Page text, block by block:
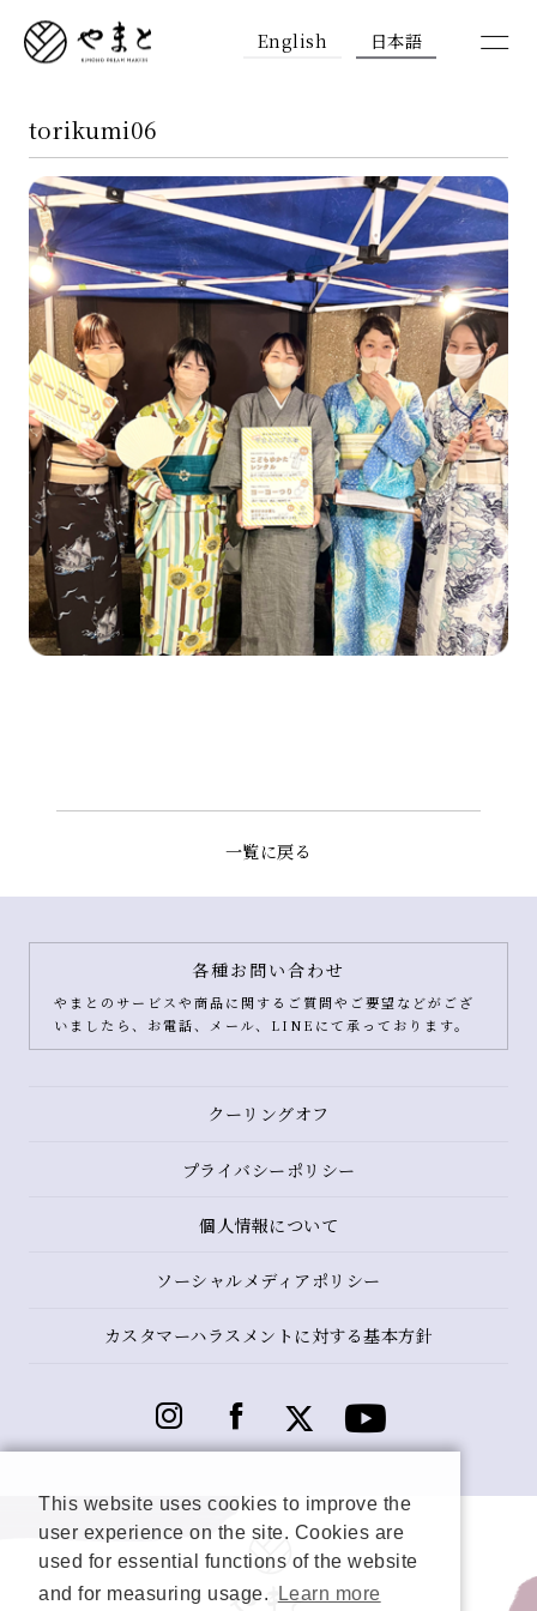
English 日本語
torikumi06
一覧に戻る
各種お問い合わせ
やまとのサービスや商品に関するご質問やご要望などがござ
いましたら、お電話、メール、LINEにて承っております。
クーリングオフ
プライバシーポリシー
個人情報について
ソーシャルメディアポリシー
カスタマーハラスメントに対する基本方針
This website uses cookies to improve the
user experience on the site. Cookies are
used for essential functions of the website
and for measuring usage.
Learn more